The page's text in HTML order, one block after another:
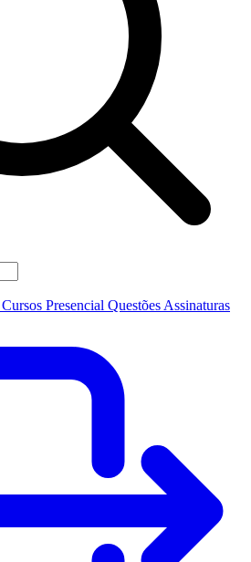
Cursos Presencial Questões Assinaturas